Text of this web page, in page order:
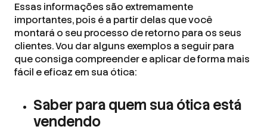
Essas informações são extremamente
importantes, pois é a partir delas que você
montará o seu processo de retorno para os seus
clientes. Vou dar alguns exemplos a seguir para
que consiga compreender e aplicar de forma mais
fácil e eficaz em sua ótica:
Saber para quem sua ótica está
vendendo